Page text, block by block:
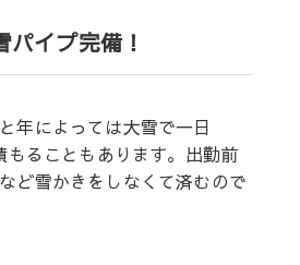
イプ完備！
年によっては大雪で一日
もることもあります。出勤前
ど雪かきをしなくて済むので